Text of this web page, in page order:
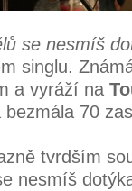
se nesmíš
singlu.
a vyráží na
bezmála 70
tvrdším
nesmíš